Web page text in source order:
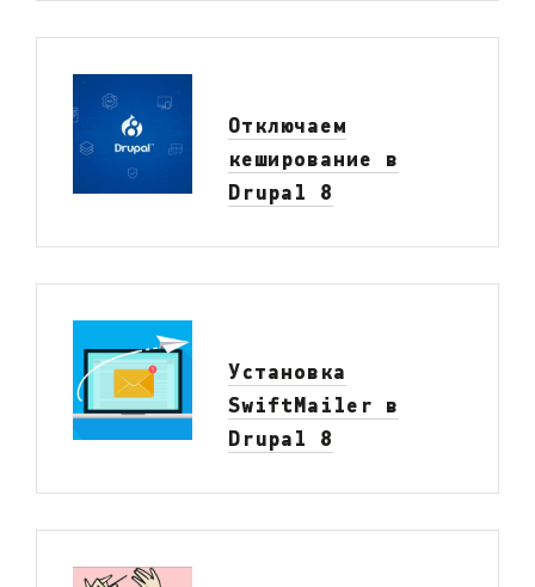
Отключаем
кеширование в
Drupal 8
Установка
SwiftMailer в
Drupal 8